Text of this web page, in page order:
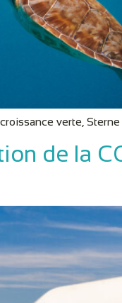
verte,
de la